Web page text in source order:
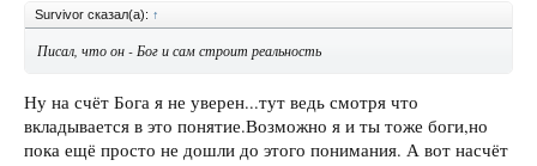
Survivor сказал(а): ↑
Писал, что он - Бог и сам строит реальность
Ну на счёт Бога я не уверен...тут ведь смотря что
вкладывается в это понятие.Возможно я и ты тоже боги,но
пока ещё просто не дошли до этого понимания. А вот насчёт